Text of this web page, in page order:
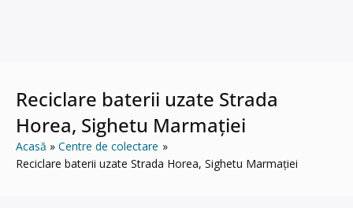
Reciclare baterii uzate Strada
Horea, Sighetu Marmației
Acasă
Centre de colectare
Reciclare baterii uzate Strada Horea, Sighetu Marmației